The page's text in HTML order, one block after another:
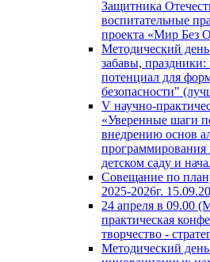
Защитника
воспитательные
проекта «Мир Без
Методический
забавы,
потенциал для
безопасности"
V научно-
«Уверенные шаги
внедрению основ
детском саду и
Совещание по
2025-2026г.
24 апреля в 09.00
практическая
творчество -
Методический